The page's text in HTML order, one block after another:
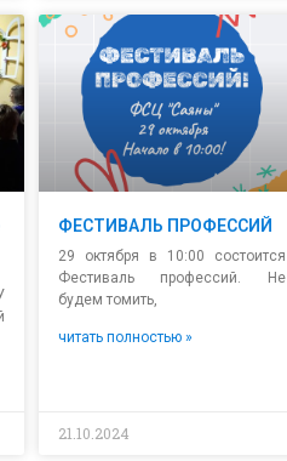
ФЕСТИВАЛЬ ПРОФЕССИЙ
29 октября в 10:00 состоится
Фестиваль профессий. Не
будем томить,
читать полностью »
21.10.2024